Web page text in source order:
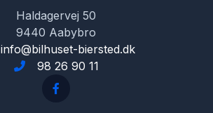
Haldagervej 50
9440 Aabybro
info@bilhuset-biersted.dk
98 26 90 11